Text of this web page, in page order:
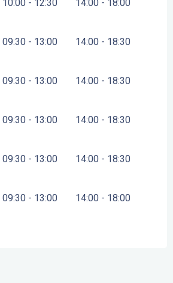
10:00 - 12:30 14:00 - 18:00
09:30 - 13:00 14:00 - 18:30
09:30 - 13:00 14:00 - 18:30
09:30 - 13:00 14:00 - 18:30
09:30 - 13:00 14:00 - 18:30
09:30 - 13:00 14:00 - 18:00